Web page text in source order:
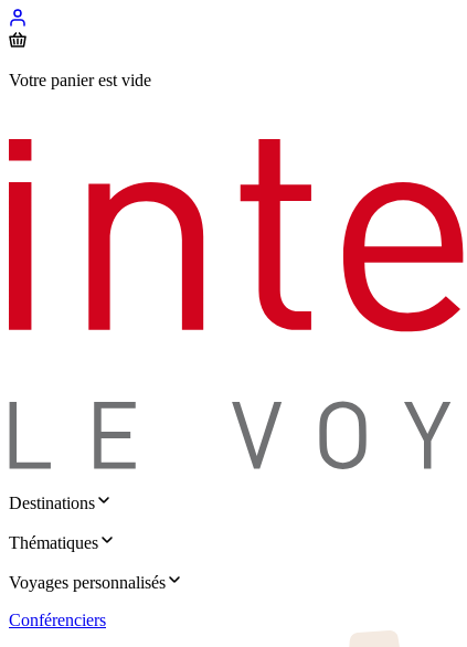
Votre panier est vide
Destinations
Thématiques
Voyages personnalisés
Conférenciers